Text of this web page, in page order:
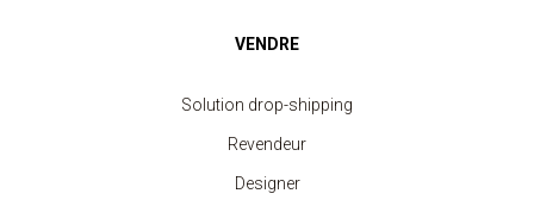
VENDRE
Solution drop-shipping
Revendeur
Designer